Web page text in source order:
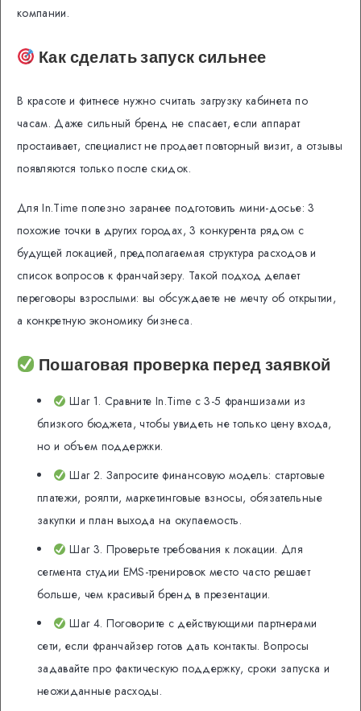
компании.
Как сделать запуск сильнее
В красоте и фитнесе нужно считать загрузку кабинета по
часам. Даже сильный бренд не спасает, если аппарат
простаивает, специалист не продает повторный визит, а отзывы
появляются только после скидок.
Для In.Time полезно заранее подготовить мини-досье: 3
похожие точки в других городах, 3 конкурента рядом с
будущей локацией, предполагаемая структура расходов и
список вопросов к франчайзеру. Такой подход делает
переговоры взрослыми: вы обсуждаете не мечту об открытии,
а конкретную экономику бизнеса.
Пошаговая проверка перед заявкой
Шаг 1. Сравните In.Time с 3-5 франшизами из
близкого бюджета, чтобы увидеть не только цену входа,
но и объем поддержки.
Шаг 2. Запросите финансовую модель: стартовые
платежи, роялти, маркетинговые взносы, обязательные
закупки и план выхода на окупаемость.
Шаг 3. Проверьте требования к локации. Для
сегмента студии EMS-тренировок место часто решает
больше, чем красивый бренд в презентации.
Шаг 4. Поговорите с действующими партнерами
сети, если франчайзер готов дать контакты. Вопросы
задавайте про фактическую поддержку, сроки запуска и
неожиданные расходы.